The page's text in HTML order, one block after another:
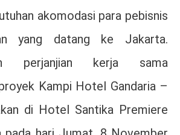
akomodasi para pebisnis
yang datang ke Jakarta.
perjanjian kerja sama
Kampi Hotel Gandaria –
di Hotel Santika Premiere